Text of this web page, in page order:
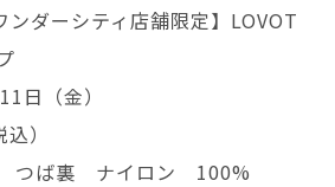
ダーシティ店舗限定】LOVOT
日（金）
）
つば裏 ナイロン 100%